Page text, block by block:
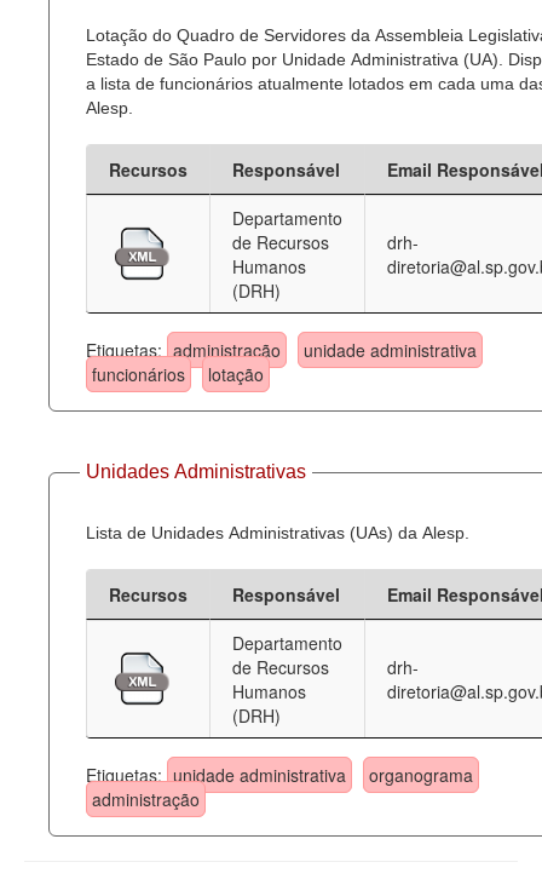
Lotação do Quadro de Servidores da Assembleia
Estado de São Paulo por Unidade Administrativa (UA).
a lista de funcionários atualmente lotados em cada uma
Alesp.
Recursos Responsável
Email
Departamento
de Recursos
Humanos
(DRH)
drh-
Etiquetas: administração
unidade administrativa
funcionários
lotação
Unidades Administrativas
Lista de Unidades Administrativas (UAs) da Alesp.
Recursos Responsável
Email
Departamento
de Recursos
Humanos
(DRH)
drh-
Etiquetas: unidade administrativa
organograma
administração